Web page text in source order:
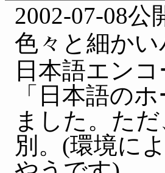
2002-07-08公
色々と細か
日本語エン
「日本語の
ました。た
別。(環境に